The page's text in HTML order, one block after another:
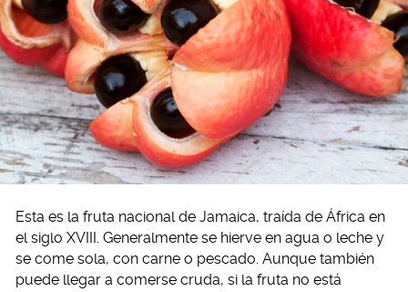
Esta es la fruta nacional de Jamaica, traída de África en
el siglo XVIII. Generalmente se hierve en agua o leche y
se come sola, con carne o pescado. Aunque también
puede llegar a comerse cruda, si la fruta no está